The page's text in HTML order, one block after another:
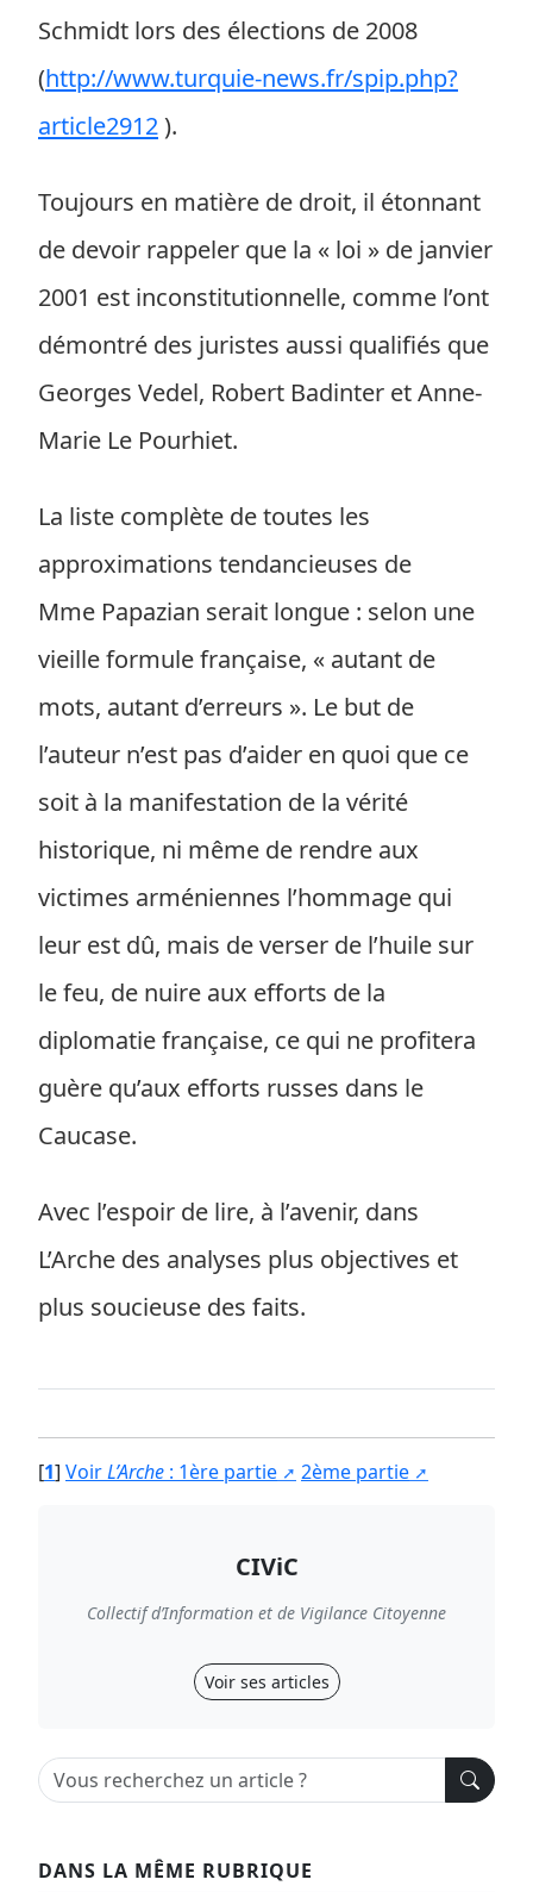
Schmidt lors des élections de 2008
(http://www.turquie-news.fr/spip.php?
article2912).
Toujours en matière de droit, il étonnant
de devoir rappeler que la « loi » de janvier
2001 est inconstitutionnelle, comme l’ont
démontré des juristes aussi qualifiés que
Georges Vedel, Robert Badinter et Anne-
Marie Le Pourhiet.
La liste complète de toutes les
approximations tendancieuses de
Mme Papazian serait longue : selon une
vieille formule française, « autant de
mots, autant d’erreurs ». Le but de
l’auteur n’est pas d’aider en quoi que ce
soit à la manifestation de la vérité
historique, ni même de rendre aux
victimes arméniennes l’hommage qui
leur est dû, mais de verser de l’huile sur
le feu, de nuire aux efforts de la
diplomatie française, ce qui ne profitera
guère qu’aux efforts russes dans le
Caucase.
Avec l’espoir de lire, à l’avenir, dans
L’Arche des analyses plus objectives et
plus soucieuse des faits.
[1] VoirL’Arche : 1ère partie 2ème partie
CIViC
Collectif d’Information et de Vigilance Citoyenne
Voir ses articles
DANS LA MÊME RUBRIQUE